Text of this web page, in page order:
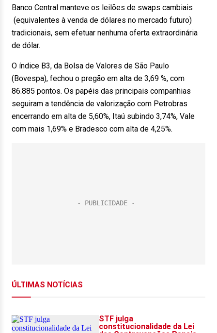
Banco Central manteve os leilões de swaps cambiais
(equivalentes à venda de dólares no mercado futuro)
tradicionais, sem efetuar nenhuma oferta extraordinária
de dólar.
O índice B3, da Bolsa de Valores de São Paulo
(Bovespa), fechou o pregão em alta de 3,69 %, com
86.885 pontos. Os papéis das principais companhias
seguiram a tendência de valorização com Petrobras
encerrando em alta de 5,60%, Itaú subindo 3,74%, Vale
com mais 1,69% e Bradesco com alta de 4,25%.